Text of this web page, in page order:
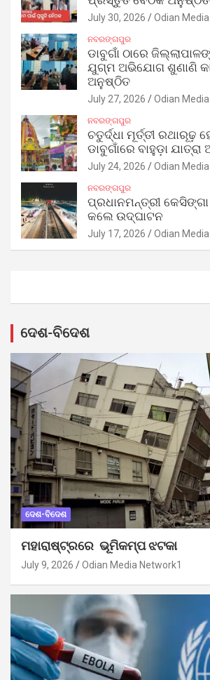
July 30, 2026 Odian
ନବରଙ୍ଗପୁର
ଡାବୁଗାଁ ଠାରେ
ଯୁଗ୍ମ ଅଭିଯୋଗ ଶୁଣାଣି
ଅନୁଷ୍ଠିତ
July 27, 2026 Odian
ନବରଙ୍ଗପୁର
ଚତୁର୍ଦ୍ଧା ମୂର୍ତ୍ତୀ ରଥାରୂଢ଼
ଡାବୁଗାଁରେ ବାହୁଡ଼ା
July 24, 2026 Odian
ନବରଙ୍ଗପୁର
ପ୍ରଧାନମନ୍ତ୍ରୀ
କଲେ ଉଦ୍‌ଘାଟନ
July 17, 2026 Odian
ଦେଶ-ବିଦେଶ
ଦେଶ-ବିଦେଶ
ମହାରାଷ୍ଟ୍ରରେ ଭୂମିକମ୍ପ ଝଟକା
July 9, 2026 Odian Media Network1